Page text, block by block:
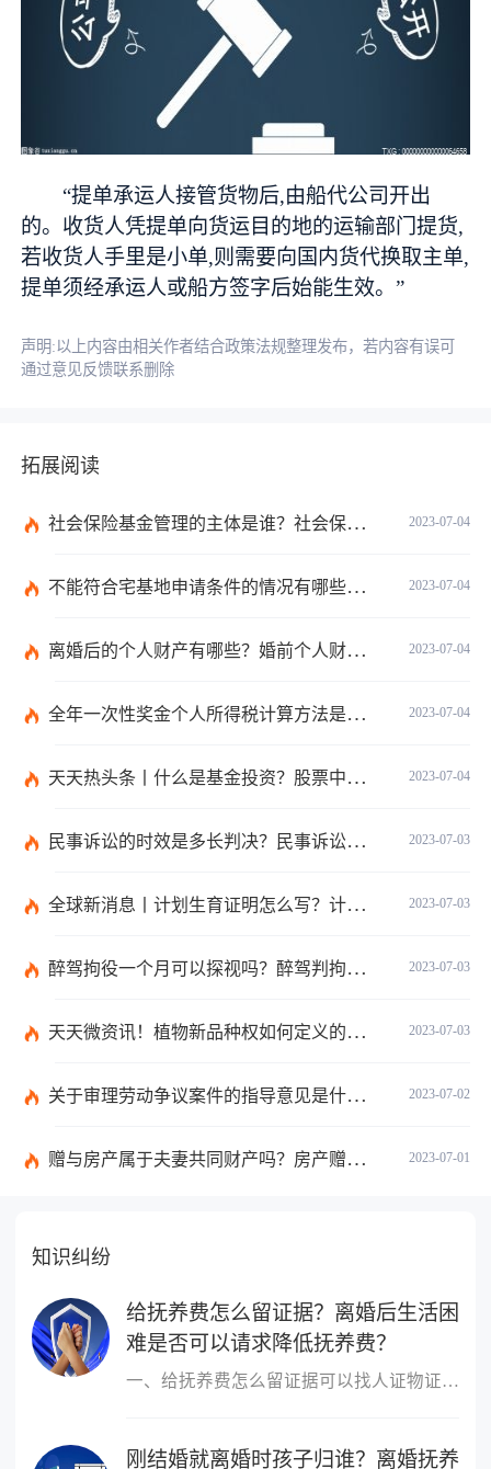
“提单承运人接管货物后,由船代公司开出
的。收货人凭提单向货运目的地的运输部门提货,
若收货人手里是小单,则需要向国内货代换取主单,
提单须经承运人或船方签字后始能生效。”
声明:以上内容由相关作者结合政策法规整理发布，若内容有误可
通过意见反馈联系删除
拓展阅读
2023-07-04
社会保险基金管理的主体是谁？社会保险基金投资运营的管理有几方面？
2023-07-04
不能符合宅基地申请条件的情况有哪些？申请宅基地需要哪些材料？
2023-07-04
离婚后的个人财产有哪些？婚前个人财产要怎么证明？
2023-07-04
全年一次性奖金个人所得税计算方法是什么？个税专项附加扣除如何界定？
2023-07-04
天天热头条丨什么是基金投资？股票中的价值投资是什么意思？
2023-07-03
民事诉讼的时效是多长判决？民事诉讼的诉讼费用计算-天天简讯
2023-07-03
全球新消息丨计划生育证明怎么写？计划生育证明都需要什么材料？
2023-07-03
醉驾拘役一个月可以探视吗？醉驾判拘役当庭执行吗？
2023-07-03
天天微资讯！植物新品种权如何定义的？植物新品种权应符合什么条件？
2023-07-02
关于审理劳动争议案件的指导意见是什么？法院审理劳动争议案件的条件是什么？
2023-07-01
赠与房产属于夫妻共同财产吗？房产赠与和过户哪个划算？
知识纠纷
给抚养费怎么留证据？离婚后生活困
难是否可以请求降低抚养费？
一、给抚养费怎么留证据可以找人证物证，证明自己在离婚后是给了抚
刚结婚就离婚时孩子归谁？离婚抚养